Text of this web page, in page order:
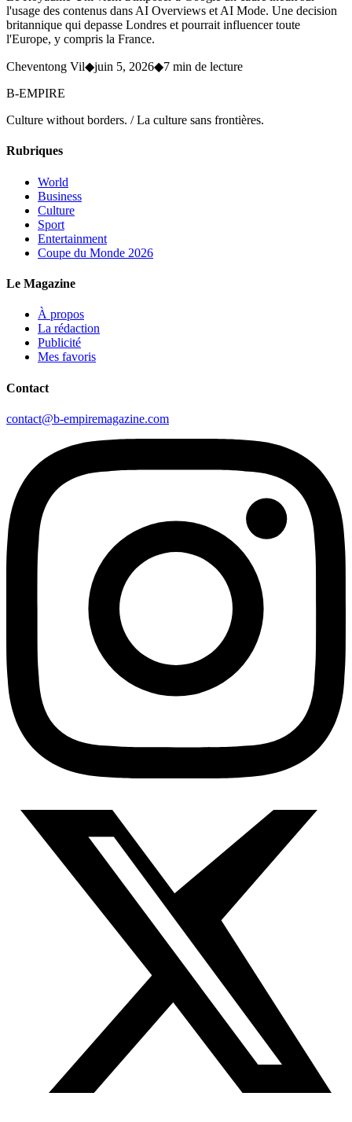
l'usage des contenus dans AI Overviews et AI Mode. Une decision
britannique qui depasse Londres et pourrait influencer toute
l'Europe, y compris la France.
Cheventong Vil◆juin 5, 2026◆7 min de lecture
B-EMPIRE
Culture without borders. / La culture sans frontières.
Rubriques
World
Business
Culture
Sport
Entertainment
Coupe du Monde 2026
Le Magazine
À propos
La rédaction
Publicité
Mes favoris
Contact
contact@b-empiremagazine.com